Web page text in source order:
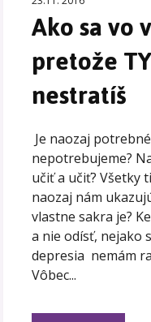
Ako sa vo
pretože
nestratíš
Je naozaj
nepotrebujeme?
učiť a učiť? Všetky
naozaj nám
vlastne sakra je?
a nie odísť, nejako
depresia nemám
Vôbec...